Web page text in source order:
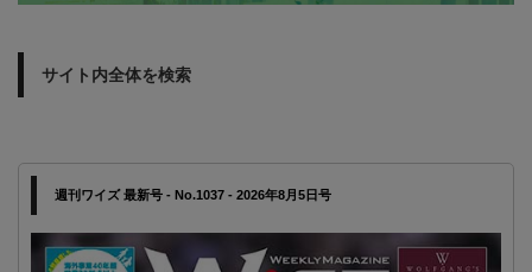
サイト内全体を検索
週刊ワイズ 最新号 - No.1037 - 2026年8月5日号